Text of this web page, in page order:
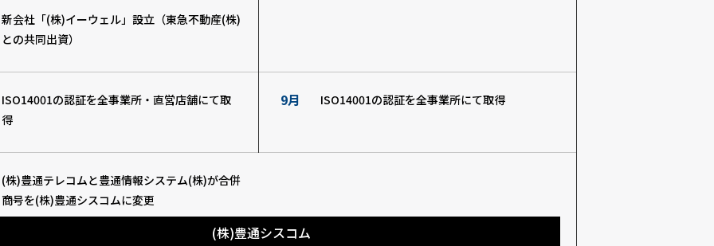
新会社「(株)イーウェル」設立 （東急不動産(株)
との共同出資）
ISO14001の認証を全事業所・直営店舗にて取
得
9月 ISO14001の認証を全事業所にて取得
(株)豊通テレコムと豊通情報システム(株)が合併
商号を(株)豊通シスコムに変更
(株)豊通シスコム